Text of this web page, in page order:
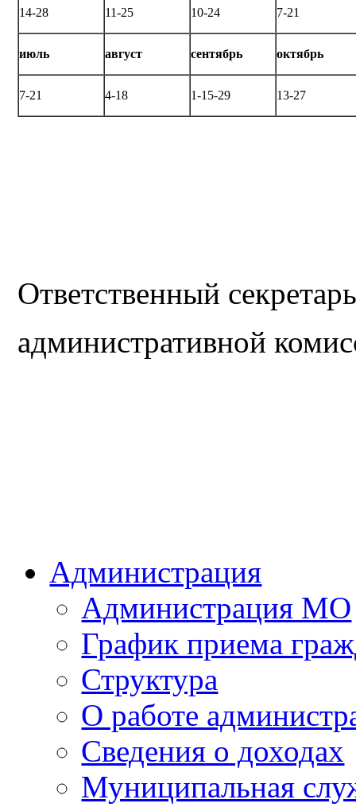
14-28 11-25 10-24 7-21
июль август сентябрь октябрь
7-21 4-18 1-15-29 13-27
Ответственный
административной
Администрация
Администрация МО
График приема
Структура
О работе
Сведения о доходах
Муниципальная